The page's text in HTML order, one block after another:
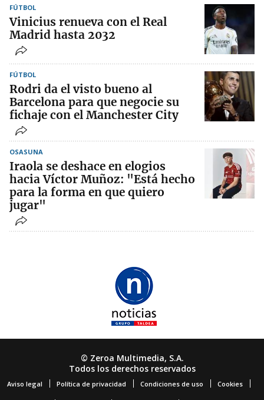
FÚTBOL
Vinicius renueva con el Real
Madrid hasta 2032
FÚTBOL
Rodri da el visto bueno al
Barcelona para que negocie su
fichaje con el Manchester City
OSASUNA
Iraola se deshace en elogios
hacia Víctor Muñoz: "Está hecho
para la forma en que quiero
jugar"
© Zeroa Multimedia, S.A.
Todos los derechos reservados
Aviso legal Política de privacidad Condiciones de uso Cookies